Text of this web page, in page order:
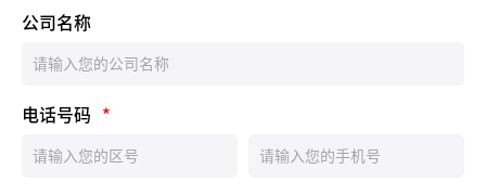
公司名称
电话号码 *